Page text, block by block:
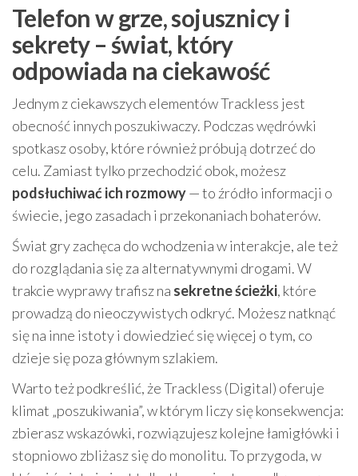
Telefon w grze, sojusznicy i
sekrety – świat, który
odpowiada na ciekawość
Jednym z ciekawszych elementów Trackless jest
obecność innych poszukiwaczy. Podczas wędrówki
spotkasz osoby, które również próbują dotrzeć do
celu. Zamiast tylko przechodzić obok, możesz
podsłuchiwać ich rozmowy— to źródło informacji o
świecie, jego zasadach i przekonaniach bohaterów.
Świat gry zachęca do wchodzenia w interakcje, ale też
do rozglądania się za alternatywnymi drogami. W
trakcie wyprawy trafisz na sekretne ścieżki, które
prowadzą do nieoczywistych odkryć. Możesz natknąć
się na inne istoty i dowiedzieć się więcej o tym, co
dzieje się poza głównym szlakiem.
Warto też podkreślić, że Trackless (Digital) oferuje
klimat „poszukiwania”, w którym liczy się konsekwencja:
zbierasz wskazówki, rozwiązujesz kolejne łamigłówki i
stopniowo zbliżasz się do monolitu. To przygoda, w